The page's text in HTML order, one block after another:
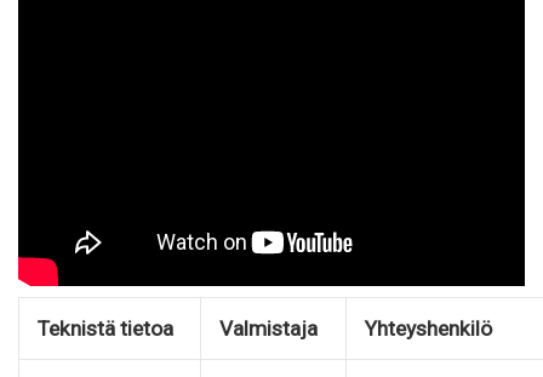
Teknistä tietoa Valmistaja Yhteyshenkilö